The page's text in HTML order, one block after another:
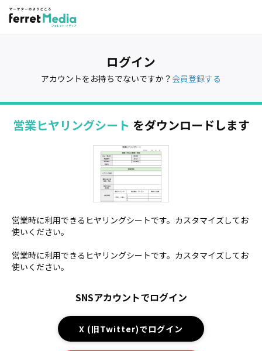
ログイン
アカウントをお持ちでないですか？ 会員登録する
営業ヒヤリングシート をダウンロードします
営業時に利用できるヒヤリングシートです。カスタマイズしてお
使いください。
営業時に利用できるヒヤリングシートです。カスタマイズしてお
使いください。
SNSアカウントでログイン
X (旧Twitter)でログイン